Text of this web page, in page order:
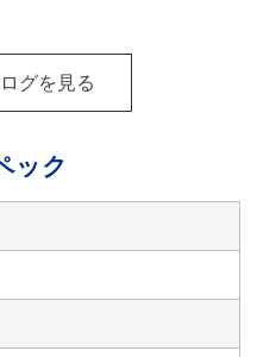
グを見る
ック